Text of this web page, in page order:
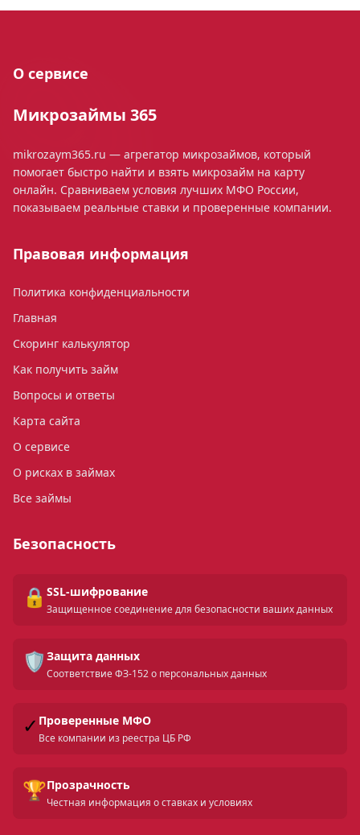
О сервисе
Микрозаймы 365
mikrozaym365.ru — агрегатор микрозаймов, который
помогает быстро найти и взять микрозайм на карту
онлайн. Сравниваем условия лучших МФО России,
показываем реальные ставки и проверенные компании.
Правовая информация
Политика конфиденциальности
Главная
Скоринг калькулятор
Как получить займ
Вопросы и ответы
Карта сайта
О сервисе
О рисках в займах
Все займы
Безопасность
🔒 SSL-шифрование
Защищенное соединение для безопасности ваших данных
🛡️ Защита данных
Соответствие ФЗ-152 о персональных данных
✓ Проверенные МФО
Все компании из реестра ЦБ РФ
🏆Прозрачность
Честная информация о ставках и условиях